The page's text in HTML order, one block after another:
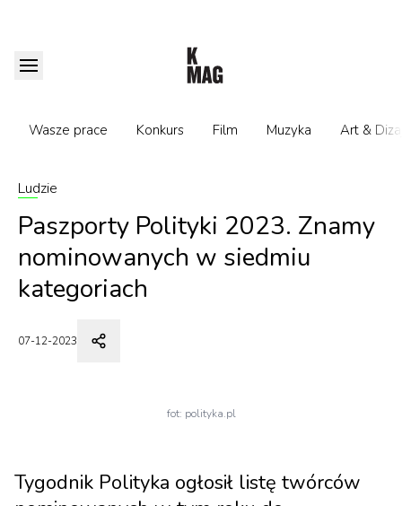
Wasze prace Konkurs Film Muzyka Art &
Ludzie
Paszporty Polityki 2023. Znamy
nominowanych w siedmiu
kategoriach
07-12-2023
fot: polityka.pl
Tygodnik Polityka ogłosił listę twórców